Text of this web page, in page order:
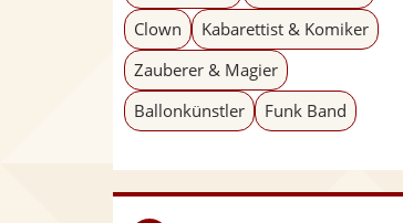
Clown
Kabarettist & Komiker
Zauberer & Magier
Ballonkünstler
Funk Band